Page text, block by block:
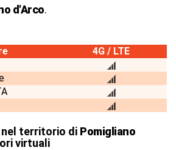
d'Arco.
4G / LTE
territorio di Pomigliano
virtuali